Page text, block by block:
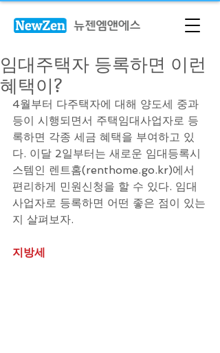
임대주택자 등록하면 이런
혜택이?
4월부터 다주택자에 대해 양도세 중과
등이 시행되면서 주택임대사업자로 등
록하면 각종 세금 혜택을 부여하고 있
다. 이달 2일부터는 새로운 임대등록시
스템인 렌트홈(renthome.go.kr)에서
편리하게 민원신청을 할 수 있다. 임대
사업자로 등록하면 어떤 좋은 점이 있는
지 살펴보자.
지방세